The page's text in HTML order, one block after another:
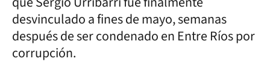
desvinculado a fines de mayo, semanas
después de ser condenado en Entre Ríos por
corrupción.